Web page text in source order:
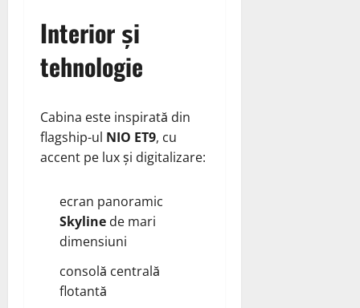
Interior și
tehnologie
Cabina este inspirată din
flagship-ul NIO ET9, cu
accent pe lux și digitalizare:
ecran panoramic
Skyline de mari
dimensiuni
consolă centrală
flotantă